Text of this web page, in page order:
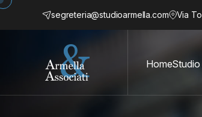
segreteria@studioarmella.com Via
HomeStudio